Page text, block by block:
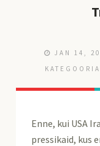
JAN 14,
Enne, kui USA
pressikaid, kus